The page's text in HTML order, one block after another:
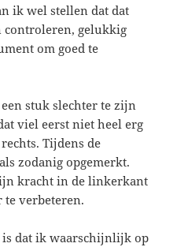
ik wel stellen dat dat
controleren, gelukkig
om goed te
stuk slechter te zijn
viel eerst niet heel erg
Tijdens de
zodanig opgemerkt.
kracht in de linkerkant
verbeteren.
dat ik waarschijnlijk op